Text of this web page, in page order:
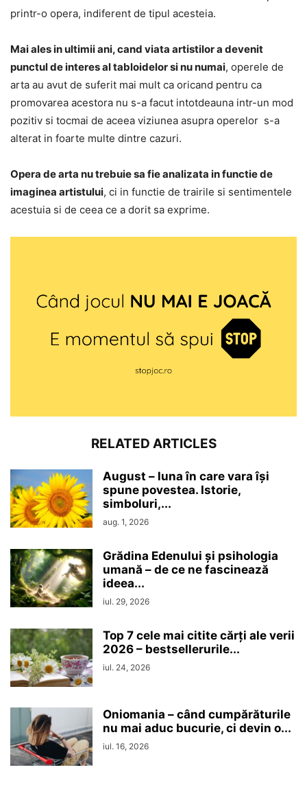
printr-o opera, indiferent de tipul acesteia.
Mai ales in ultimii ani, cand viata artistilor a devenit
punctul de interes al tabloidelor si nu numai, operele de
arta au avut de suferit mai mult ca oricand pentru ca
promovarea acestora nu s-a facut intotdeauna intr-un mod
pozitiv si tocmai de aceea viziunea asupra operelor s-a
alterat in foarte multe dintre cazuri.
Opera de arta nu trebuie sa fie analizata in functie de
imaginea artistului, ci in functie de trairile si sentimentele
acestuia si de ceea ce a dorit sa exprime.
RELATED ARTICLES
August – luna în care vara își
spune povestea. Istorie,
simboluri,...
aug. 1, 2026
Grădina Edenului și psihologia
umană – de ce ne fascinează
ideea...
iul. 29, 2026
Top 7 cele mai citite cărți ale verii
2026 – bestsellerurile...
iul. 24, 2026
Oniomania – când cumpărăturile
nu mai aduc bucurie, ci devin o...
iul. 16, 2026